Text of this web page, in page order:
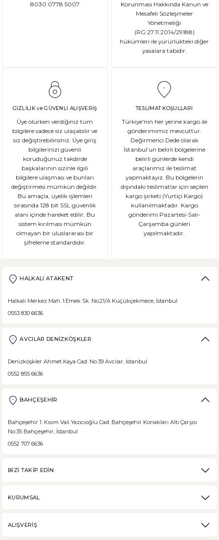
8030 0778 5007
Korunması Hakkında Kanun ve
Mesafeli Sözleşmeler
Yönetmeliği
(RG:27.11.2014/29188)
hükümleri ile yürürlükteki diğer
yasalara tabidir.
GİZLİLİK ve GÜVENLİ ALIŞVERİŞ
Üye olurken verdiğiniz tüm
bilgilere sadece siz ulaşabilir ve
siz değiştirebilirsiniz. Üye giriş
bilgilerinizi güvenli
koruduğunuz takdirde
başkalarının sizinle ilgili
bilgilere ulaşması ve bunları
değiştirmesi mümkün değildir.
Bu amaçla, üyelik işlemleri
sırasında 128 bit SSL güvenlik
alanı içinde hareket edilir. Bu
sistem kırılması mümkün
olmayan bir uluslararası bir
şifreleme standardıdır.
TESLİMAT KOŞULLARI
Türkiye'nin her yerine kargo ile
gönderimimiz mevcuttur.
Değirmenci Dede olarak
İstanbul’un belirli bölgelerine
belirli günlerde kendi
araçlarımız ile teslimat
yapmaktayız. Bu bölgelerin
dışındaki teslimatlar için seçilen
kargo şirketi (Yurtiçi Kargo)
kullanılmaktadır. Kargo
gönderimi Pazartesi-Salı-
Çarşamba günleri
yapılmaktadır.
HALKALI ATAKENT
Halkalı Merkez Mah. 1.Emek Sk. No:21/A Küçükçekmece, İstanbul
0553 830 6636
AVCILAR DENİZKÖŞKLER
Denizköşkler Ahmet Kaya Cad. No:39 Avcılar, İstanbul
0552 855 6636
BAHÇEŞEHİR
Bahçeşehir 1. Kısım Vali Yazıcıoğlu Cad. Bahçeşehir Konakları Altı Çarşısı
No:35 Bahçeşehir, İstanbul
0552 707 6636
BİZİ TAKİP EDİN
KURUMSAL
ALIŞVERİŞ